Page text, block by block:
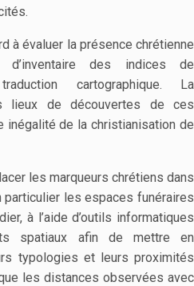
à évaluer la présence chrétienne
des indices de
cartographique. La
lieux de découvertes de ces
inégalité de la christianisation de
les marqueurs chrétiens dans
particulier les espaces funéraires
à l’aide d’outils informatiques
spatiaux afin de mettre en
typologies et leurs proximités
les distances observées avec